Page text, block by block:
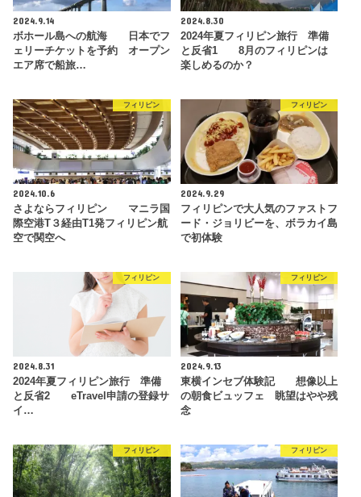
2024.9.14
ボホール島への航海 日本でフ
ェリーチケットを予約 オープン
エア席で船旅…
2024.8.30
2024年夏フィリピン旅行 準備
と反省1 8月のフィリピンは
楽しめるのか？
フィリピン
2024.10.6
さよならフィリピン マニラ国
際空港T３経由T1発フィリピン航
空で関空へ
フィリピン
2024.9.29
フィリピンで大人気のファストフ
ード・ジョリビーを、ボラカイ島
で初体験
フィリピン
2024.8.31
2024年夏フィリピン旅行 準備
と反省2 eTravel申請の登録サ
イ…
フィリピン
2024.9.13
東横インセブ体験記 想像以上
の朝食ビュッフェ 眺望はやや残
念
フィリピン フィリピン